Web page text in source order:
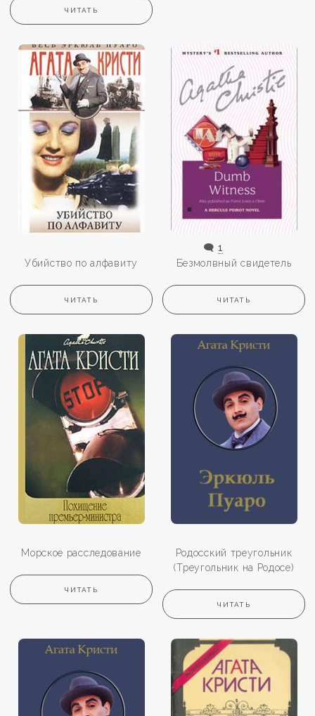
ЧИТАТЬ
Убийство по алфавиту
ЧИТАТЬ
🗨️1
Безмолвный свидетель
ЧИТАТЬ
Морское расследование
ЧИТАТЬ
Родосский треугольник
(Треугольник на Родосе)
ЧИТАТЬ